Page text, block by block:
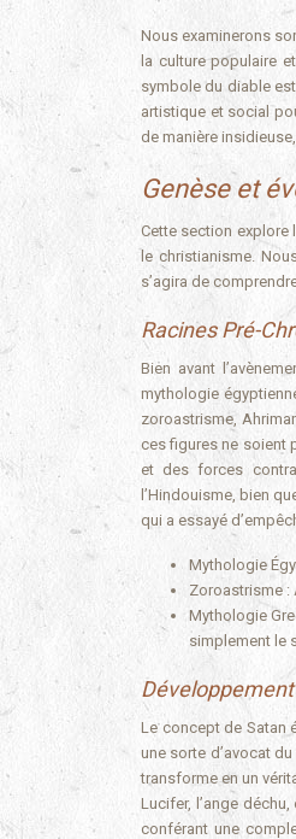
Nous examinerons
la culture populaire
symbole du diable
artistique et social
de manière
Genèse et
Cette section explore
le christianisme.
s’agira de
Racines Pré-
Bien avant
mythologie
zoroastrisme,
ces figures ne soient
et des forces
l’Hindouisme, bien
qui a essayé
Mythologie
Zoroastrisme :
Mythologie
simplement le
Le concept de Satan
une sorte d’avocat
transforme en un
Lucifer, l’ange
conférant une